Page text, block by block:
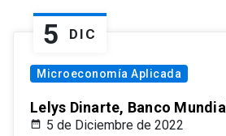
5 DIC
Microeconomía Aplicada
Lelys Dinarte, Banco Mundial
5 de Diciembre de 2022